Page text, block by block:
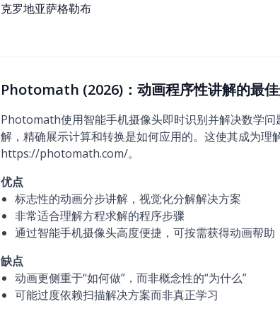
克罗地亚萨格勒布
Photomath (2026)：动画程序性讲解的最
Photomath使用智能手机摄像头即时识别并解决数学
解，精确展示计算和转换是如何应用的。这使其成为
https://photomath.com/。
优点
标志性的动画分步讲解，视觉化分解解决方案
非常适合理解方程求解的程序步骤
通过智能手机摄像头高度便捷，可按需获得动画帮助
缺点
动画更侧重于“如何做”，而非概念性的“为什么”
可能过度依赖扫描解决方案而非真正学习